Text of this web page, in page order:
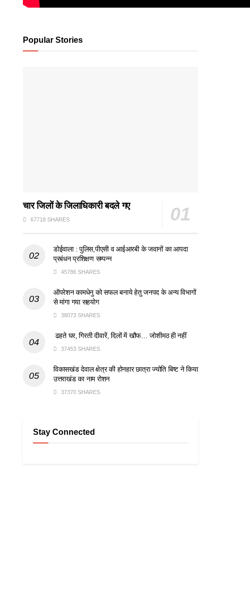
Popular Stories
चार जिलों के जिलाधिकारी बदले गए
67718 SHARES
डोईवाला : पुलिस,पीएसी व आईआरबी के जवानों का आपदा
प्रबंधन प्रशिक्षण सम्पन्न
45786 SHARES
ऑपरेशन कामधेनु को सफल बनाये हेतु जनपद के अन्य विभागों
से मांगा गया सहयोग
38073 SHARES
ढहते घर, गिरती दीवारें, दिलों में खौफ… जोशीमठ ही नहीं
37453 SHARES
विकासखंड देवाल क्षेत्र की होनहार छात्रा ज्योति बिष्ट ने किया
उत्तराखंड का नाम रोशन
37370 SHARES
Stay Connected